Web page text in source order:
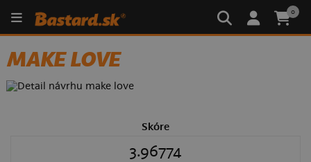
0
MAKE LOVE
Skóre
3.96774